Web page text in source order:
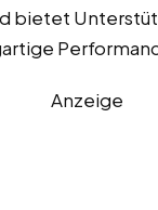
bietet
Anzeige